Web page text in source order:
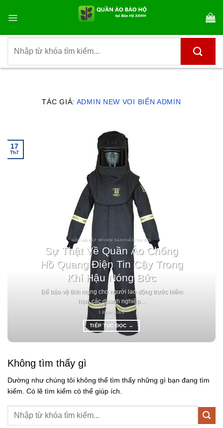
qua
dung
kiếm:
TÁC GIẢ: ADMIN NEW VOI BIỂN ADMIN
GÓC HỎI ĐÁP REVIEW SẢN PHẨM TIN TỨC
Sự Thật Về Quần Áo Chống
Hồ Quang Điện Tin Cậy Trong
Khí Hậu Nóng Bức
Để bảo vệ tính mạng cho người lao động trước hiểm
họa, các doanh nghiệp...
1 BÌNH LUẬN
TIẾP TỤC ĐỌC →
17
Th7
Không tìm thấy gì
Dường như chúng tôi không thể tìm thấy những gì bạn đang tìm
kiếm. Có lẽ tìm kiếm có thể giúp ích.